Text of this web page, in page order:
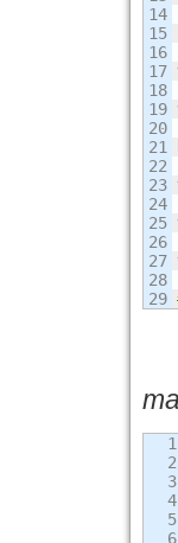
14
15
16
17
18
19
20
21
22
23
24
25
26
27
28
1
2
3
4
5
6